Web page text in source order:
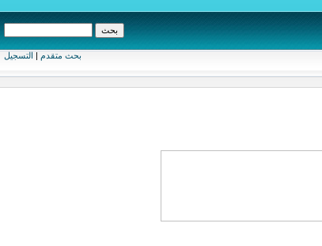
بحث متقدم | التسجيل